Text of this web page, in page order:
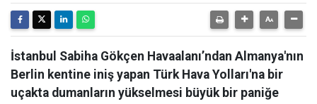
İstanbul Sabiha Gökçen Havaalanı’ndan Almanya'nın
Berlin kentine iniş yapan Türk Hava Yolları'na bir
uçakta dumanların yükselmesi büyük bir paniğe